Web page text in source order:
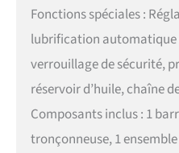
Fonctions spéciales :
lubrification automatique
verrouillage de sécurité,
réservoir d’huile, chaîne
Composants inclus : 1
tronçonneuse, 1